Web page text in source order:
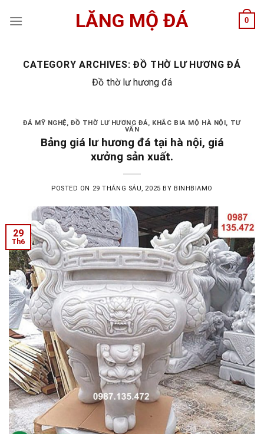
LĂNG MỘ ĐÁ 0
CATEGORY ARCHIVES:ĐỒ THỜ LƯ HƯƠNG ĐÁ
Đồ thờ lư hương đá
ĐÁ MỸ NGHỆ,ĐỒ THỜ LƯ HƯƠNG ĐÁ, KHẮC BIA MỘ HÀ NỘI, TƯ
VẤN
Bảng giá lư hương đá tại hà nội, giá
xưởng sản xuất.
POSTED ON 29 THÁNG SÁU, 2025 BY BINHBIAMO
29
Th6